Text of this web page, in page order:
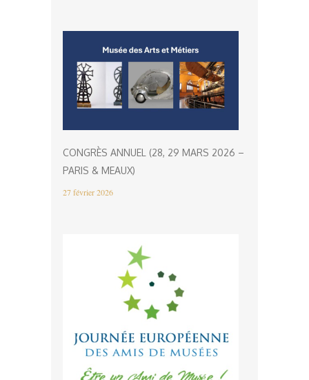
CONGRÈS ANNUEL (28, 29 MARS 2026 –
PARIS & MEAUX)
27 février 2026